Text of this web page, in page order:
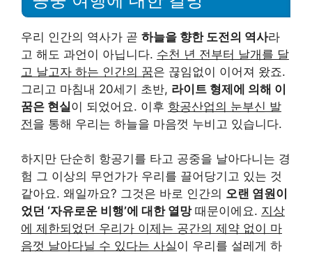
우리 인간의 역사가 곧 하늘을 향한 도전의 역사라
고 해도 과언이 아닙니다. 수천 년 전부터 날개를 달
고 날고자 하는 인간의 꿈은 끊임없이 이어져 왔죠.
그리고 마침내 20세기 초반, 라이트 형제에 의해 이
꿈은 현실이 되었어요. 이후 항공산업의 눈부신 발
전을 통해 우리는 하늘을 마음껏 누비고 있습니다.
하지만 단순히 항공기를 타고 공중을 날아다니는 경
험 그 이상의 무언가가 우리를 끌어당기고 있는 것
같아요. 왜일까요? 그것은 바로 인간의 오랜 염원이
었던 ‘자유로운 비행’에 대한 열망때문이에요. 지상
에 제한되었던 우리가 이제는 공간의 제약 없이 마
음껏 날아다닐 수 있다는 사실이 우리를 설레게 하